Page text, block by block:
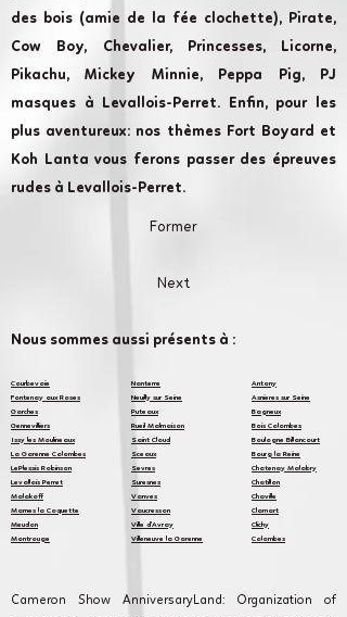
des bois (amie de la fée clochette), Pirate,
Cow Boy, Chevalier, Princesses, Licorne,
Pikachu, Mickey Minnie, Peppa Pig, PJ
masques à Levallois-Perret. Enfin, pour les
plus aventureux: nos thèmes Fort Boyard et
Koh Lanta vous ferons passer des épreuves
rudes à Levallois-Perret.
Former
Next
Nous sommes aussi présents à :
​Courbevoie
Fontenay aux Roses
Garches
Gennevilliers
Issy les Moulineaux
La Garenne Colombes
LePlessis Robinson
Levallois Perret
Malakoff
Marnes la Coquette
Meudon
Montrouge
Nanterre
Neuilly sur Seine
Puteaux
Rueil Malmaison
Saint Cloud
Sceaux
Sevres
Suresnes
Vanves
Vaucresson
Ville d'Avray
Villeneuve la Garenne
Antony
Asnieres sur Seine
Bagneux
Bois Colombes
Boulogne Billancourt
Bourg la Reine
Chatenay Malabry
Chatillon
Chaville
Clamart
Clichy
Colombes
Cameron Show AnniversaryLand: Organization of